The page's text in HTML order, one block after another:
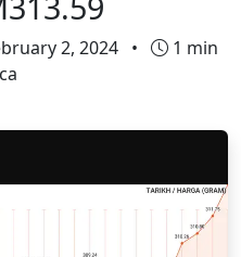
2, 2024 •
1 min